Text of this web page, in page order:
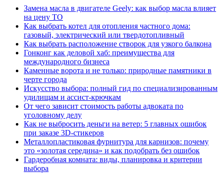
Замена масла в двигателе Geely: как выбор масла влияет
на цену ТО
Как выбрать котел для отопления частного дома:
газовый, электрический или твердотопливный
Как выбрать расположение створок для узкого балкона
Гонконг как деловой хаб: преимущества для
международного бизнеса
Каменные ворота и не только: природные памятники в
черте города
Искусство выбора: полный гид по специализированным
удилищам и ассист-крючкам
От чего зависит стоимость работы адвоката по
уголовному делу
Как не выбросить деньги на ветер: 5 главных ошибок
при заказе 3D-стикеров
Металлопластиковая фурнитура для карнизов: почему
это «золотая середина» и как подобрать без ошибок
Гардеробная комната: виды, планировка и критерии
выбора